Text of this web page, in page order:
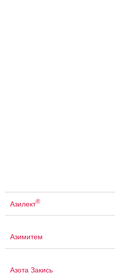
Азилект®
Азимитем
Азота Закись